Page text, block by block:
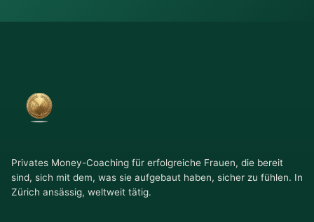
Privates Money-Coaching für erfolgreiche Frauen, die bereit
sind, sich mit dem, was sie aufgebaut haben, sicher zu fühlen. In
Zürich ansässig, weltweit tätig.